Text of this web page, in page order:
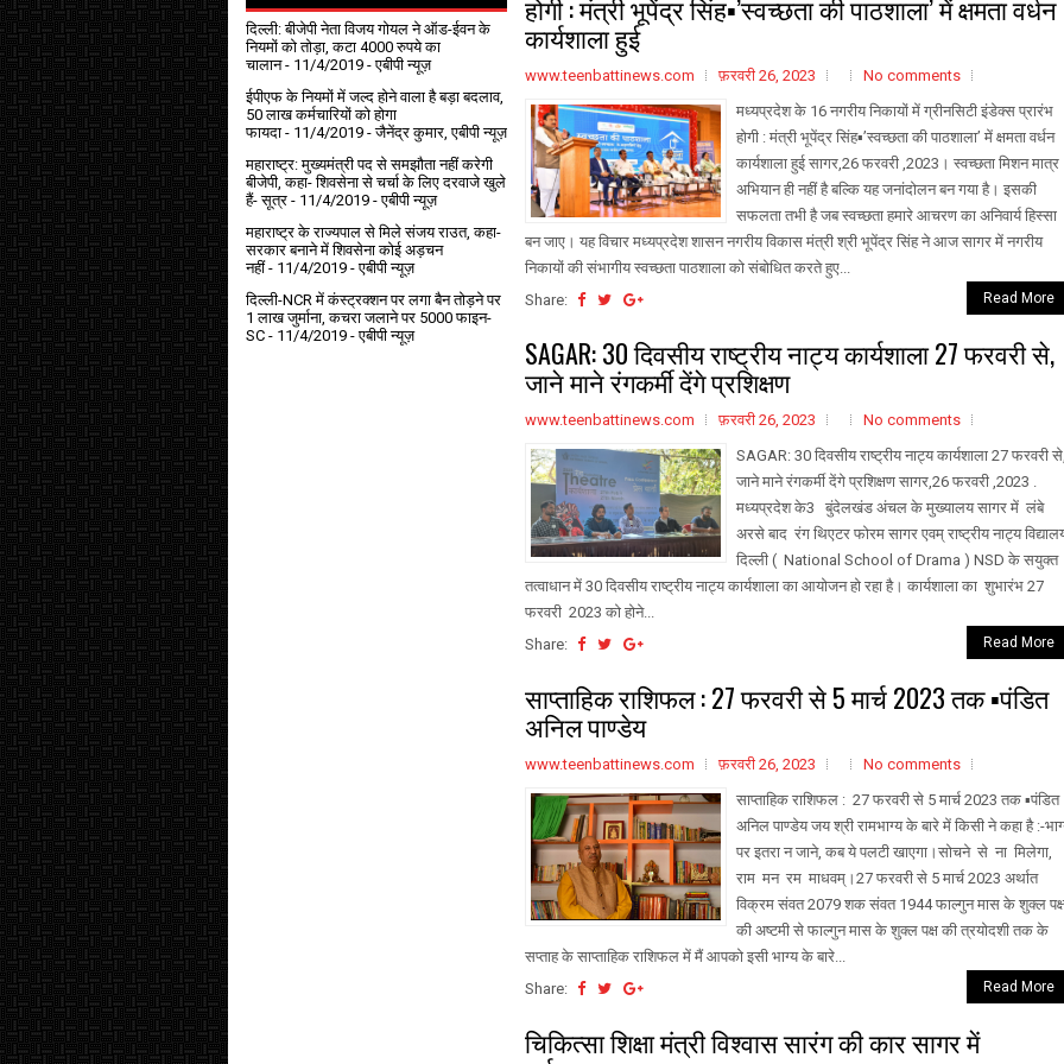
होगी : मंत्री भूपेंद्र सिंह▪️’स्वच्छता की पाठशाला’ में क्षमता वर्धन
कार्यशाला हुई
www.teenbattinews.com फ़रवरी 26, 2023
No comments
मध्यप्रदेश के 16 नगरीय निकायों में ग्रीनसिटी इंडेक्स प्रारंभ
होगी : मंत्री भूपेंद्र सिंह▪️’स्वच्छता की पाठशाला’ में क्षमता वर्धन
कार्यशाला हुई सागर,26 फरवरी ,2023। स्वच्छता मिशन मात्र
अभियान ही नहीं है बल्कि यह जनांदोलन बन गया है। इसकी
सफलता तभी है जब स्वच्छता हमारे आचरण का अनिवार्य हिस्सा
बन जाए। यह विचार मध्यप्रदेश शासन नगरीय विकास मंत्री श्री भूपेंद्र सिंह ने आज सागर में नगरीय
निकायों की संभागीय स्वच्छता पाठशाला को संबोधित करते हुए...
Share:
Read More
SAGAR: 30 दिवसीय राष्ट्रीय नाट्य कार्यशाला 27 फरवरी से,
जाने माने रंगकर्मी देंगे प्रशिक्षण
www.teenbattinews.com फ़रवरी 26, 2023
No comments
SAGAR: 30 दिवसीय राष्ट्रीय नाट्य कार्यशाला 27 फरवरी
जाने माने रंगकर्मी देंगे प्रशिक्षण सागर,26 फरवरी ,2023 .
मध्यप्रदेश के3 बुंदेलखंड अंचल के मुख्यालय सागर में लंबे
अरसे बाद रंग थिएटर फोरम सागर एवम् राष्ट्रीय नाट्य
दिल्ली ( National School of Drama ) NSD के सयुक्त
तत्वाधान में 30 दिवसीय राष्ट्रीय नाट्य कार्यशाला का आयोजन हो रहा है। कार्यशाला का शुभारंभ 27
फरवरी 2023 को होने...
Share:
Read More
साप्ताहिक राशिफल : 27 फरवरी से 5 मार्च 2023 तक ▪️पंडित
अनिल पाण्डेय
www.teenbattinews.com फ़रवरी 26, 2023
No comments
साप्ताहिक राशिफल : 27 फरवरी से 5 मार्च 2023 तक ▪️पंडित
अनिल पाण्डेय जय श्री रामभाग्य के बारे में किसी ने कहा है :-
पर इतरा न जाने, कब ये पलटी खाएगा।सोचने से ना मिलेगा,
राम मन रम माधवम्।27 फरवरी से 5 मार्च 2023 अर्थात
विक्रम संवत 2079 शक संवत 1944 फाल्गुन मास के शुक्ल
की अष्टमी से फाल्गुन मास के शुक्ल पक्ष की त्रयोदशी तक के
सप्ताह के साप्ताहिक राशिफल में मैं आपको इसी भाग्य के बारे...
Share:
Read More
चिकित्सा शिक्षा मंत्री विश्वास सारंग की कार सागर में
दिल्ली: बीजेपी नेता विजय गोयल ने ऑड-ईवन के
नियमों को तोड़ा, कटा 4000 रुपये का
चालान- 11/4/2019 - एबीपी न्यूज़
ईपीएफ के नियमों में जल्द होने वाला है बड़ा बदलाव,
50 लाख कर्मचारियों को होगा
फायदा - 11/4/2019 - जैनेंद्र कुमार, एबीपी न्यूज़
महाराष्ट्र: मुख्यमंत्री पद से समझौता नहीं करेगी
बीजेपी, कहा- शिवसेना से चर्चा के लिए दरवाजे खुले
हैं- सूत्र - 11/4/2019 - एबीपी न्यूज़
महाराष्ट्र के राज्यपाल से मिले संजय राउत, कहा-
सरकार बनाने में शिवसेना कोई अड़चन
नहीं- 11/4/2019 - एबीपी न्यूज़
दिल्ली-NCR में कंस्ट्रक्शन पर लगा बैन तोड़ने पर
1 लाख जुर्माना, कचरा जलाने पर ₹5000 फाइन-
SC - 11/4/2019 - एबीपी न्यूज़